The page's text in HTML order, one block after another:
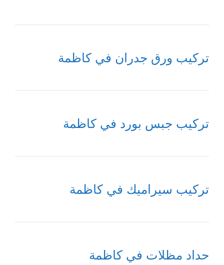
تركيب ورق جدران في كاظمة
تركيب جبس بورد في كاظمة
تركيب سيراميك في كاظمة
حداد مظلات في كاظمة